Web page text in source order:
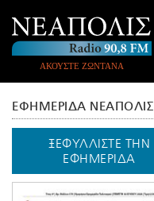
ΑΚΟΥΣΤΕ ΖΩΝΤΑΝΑ
ΕΦΗΜΕΡΙΔΑ ΝΕΑΠΟΛΙΣ
ΞΕΦΥΛΛΙΣΤΕ ΤΗΝ
ΕΦΗΜΕΡΙΔΑ